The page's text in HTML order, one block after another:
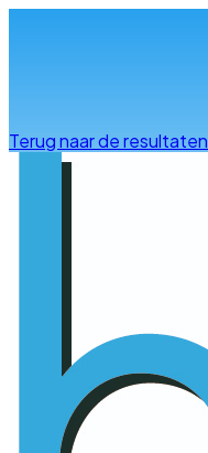
Terug naar de resultaten